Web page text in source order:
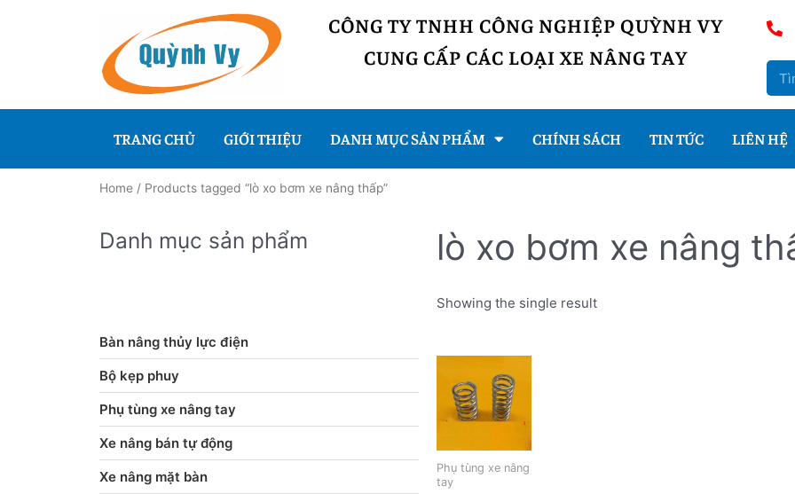
CÔNG TY TNHH CÔNG NGHIỆP QUỲNH VY
CUNG CẤP CÁC LOẠI XE NÂNG TAY
TRANG CHỦ GIỚI THIỆU DANH MỤC SẢN PHẨM CHÍNH SÁCH TIN TỨC LIÊN HỆ
Home / Products tagged “lò xo bơm xe nâng thấp”
Danh mục sản phẩm
Bàn nâng thủy lực điện
Bộ kẹp phuy
Phụ tùng xe nâng tay
Xe nâng bán tự động
Xe nâng mặt bàn
lò xo bơm xe nâng
Showing the single result
Phụ tùng xe nâng
tay